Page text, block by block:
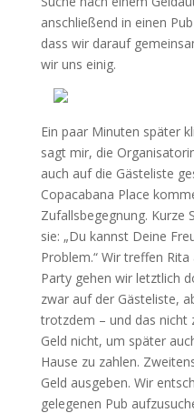
anschließend in einen
dass wir darauf
wir uns einig.
Ein paar Minuten später
sagt mir, die
auch auf die Gästeliste
Copacabana Place
Zufallsbegegnung. Kurze
sie: „Du kannst Deine
Problem.“ Wir treffen
Party gehen wir letztlich
zwar auf der Gästeliste,
trotzdem – und das nicht
Geld nicht, um später
Hause zu zahlen.
Geld ausgeben. Wir
gelegenen Pub